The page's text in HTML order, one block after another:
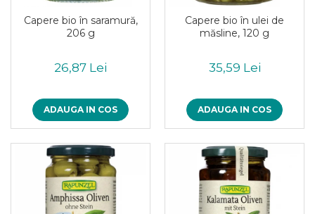
Ulei de masline bio
Uleiuri esentiale alimentare bio
Uleiuri Oxyguard
Capere bio în saramură,
206 g
26,87 Lei
ADAUGA IN COS
Capere bio în ulei de
măsline, 120 g
35,59 Lei
ADAUGA IN COS